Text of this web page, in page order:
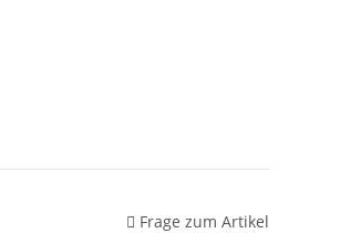
Frage zum Artikel